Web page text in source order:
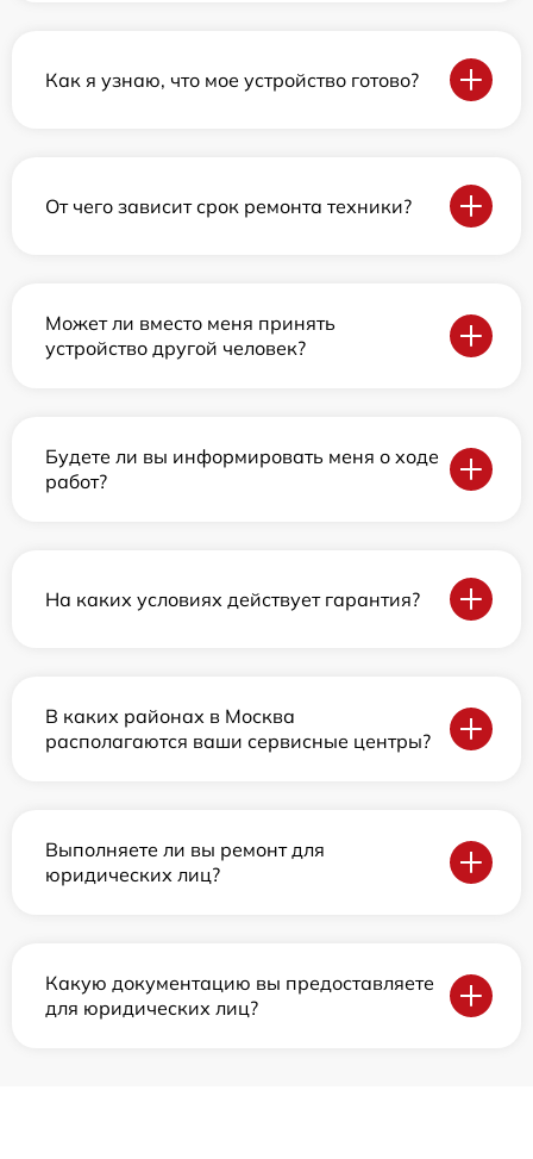
Как я узнаю, что мое устройство готово?
От чего зависит срок ремонта техники?
Может ли вместо меня принять
устройство другой человек?
Будете ли вы информировать меня о ходе
работ?
На каких условиях действует гарантия?
В каких районах в Москва
располагаются ваши сервисные центры?
Выполняете ли вы ремонт для
юридических лиц?
Какую документацию вы предоставляете
для юридических лиц?